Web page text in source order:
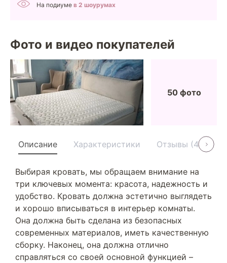
На подиуме в 2 шоурумах
Фото и видео покупателей
50 фото
Описание Характеристики Отзывы (40)
Выбирая кровать, мы обращаем внимание на
три ключевых момента: красота, надежность и
удобство. Кровать должна эстетично выглядеть
и хорошо вписываться в интерьер комнаты.
Она должна быть сделана из безопасных
современных материалов, иметь качественную
сборку. Наконец, она должна отлично
справляться со своей основной функцией –